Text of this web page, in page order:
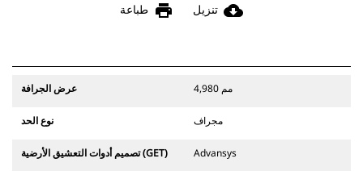
cloud_download تنزيل print طباعة
عرض الجرافة 4,980 مم
نوع الحد مجراف
تصميم أدوات التعشيق الأرضية (GET) Advansys